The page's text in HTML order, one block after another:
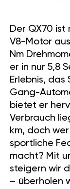
Der QX70
V8-Motor
Nm
er in nur 5,8
Erlebnis, das
Gang-
bietet er
Verbrauch
km, doch
sportliche
macht? Mit
steigern wir
– überholen